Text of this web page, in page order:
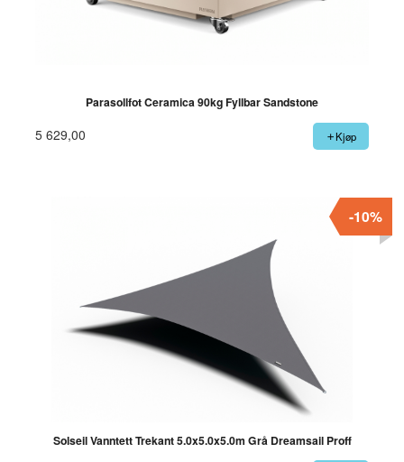
Parasollfot Ceramica 90kg Fyllbar Sandstone
5 629,00 Kjøp
Solseil Vanntett Trekant 5.0x5.0x5.0m Grå Dreamsail Proff
-10%